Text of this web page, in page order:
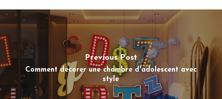
Previous Post
Comment décorer une chambre d'adolescent avec
style